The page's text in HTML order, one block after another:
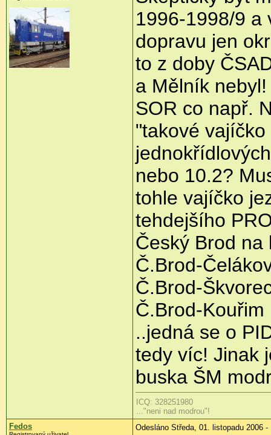
1996-1998/9 a
dopravu jen
to z doby
a Mělník
SOR co např.
"takové
nebo 10.2?
tohle vajíčko
tehdejšího
Český Brod na
Č.Brod-
Č.Brod-
Č.Brod-Kouřim
..jedná se o
tedy víc! Jinak
buska ŠM
ICQ: 328251980
..."neni nad modrou"!
Fedos
Odesláno Středa, 01. listopadu 2006 -